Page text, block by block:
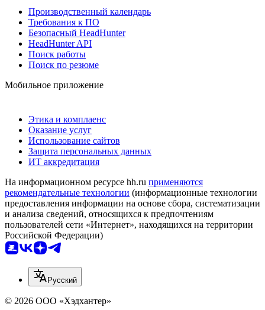
Производственный календарь
Требования к ПО
Безопасный HeadHunter
HeadHunter API
Поиск работы
Поиск по резюме
Мобильное приложение
Этика и комплаенс
Оказание услуг
Использование сайтов
Защита персональных данных
ИТ аккредитация
На информационном ресурсе hh.ru применяются
рекомендательные технологии (информационные технологии
предоставления информации на основе сбора, систематизации
и анализа сведений, относящихся к предпочтениям
пользователей сети «Интернет», находящихся на территории
Российской Федерации)
Русский
© 2026 ООО «Хэдхантер»